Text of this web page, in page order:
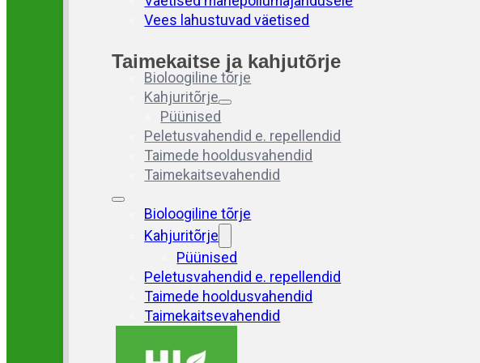
Vees lahustuvad väetised
Taimekaitse ja kahjutõrje
Bioloogiline tõrje
Kahjuritõrje
Püünised
Peletusvahendid e. repellendid
Taimede hooldusvahendid
Taimekaitsevahendid
Bioloogiline tõrje
Kahjuritõrje
Püünised
Peletusvahendid e. repellendid
Taimede hooldusvahendid
Taimekaitsevahendid